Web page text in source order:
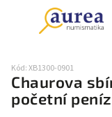
Chaurova
početní
Kód:XB1300-0901